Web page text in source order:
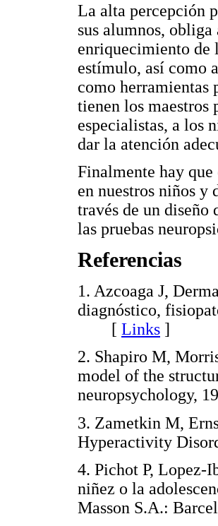
La alta percepción
sus alumnos,
enriquecimiento de
estímulo, así como
como herramientas
tienen los maestros
especialistas, a los
dar la atención
Finalmente hay
en nuestros niños y
través de un diseño
las pruebas
Referencias
1. Azcoaga J,
diagnóstico,
[ Links ]
2. Shapiro M,
model of the
3. Zametkin M,
Hyperactivity
4. Pichot P, Lopez-
niñez o la
Masson S.A.: